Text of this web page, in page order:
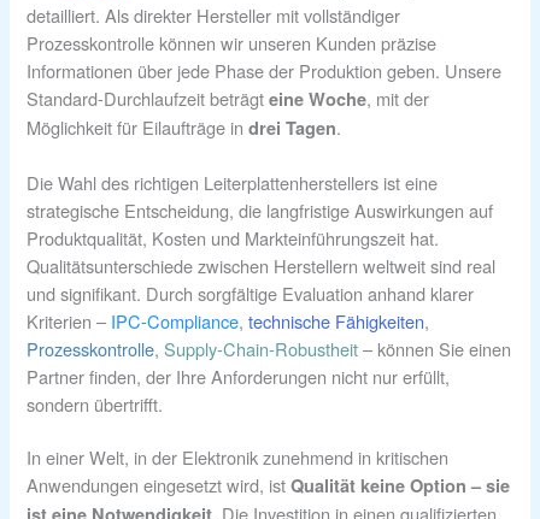
detailliert. Als direkter Hersteller mit vollständiger
Prozesskontrolle können wir unseren Kunden präzise
Informationen über jede Phase der Produktion geben. Unsere
Standard-Durchlaufzeit beträgteine Woche, mit der
Möglichkeit für Eilaufträge indrei Tagen.
Die Wahl des richtigen Leiterplattenherstellers ist eine
strategische Entscheidung, die langfristige Auswirkungen auf
Produktqualität, Kosten und Markteinführungszeit hat.
Qualitätsunterschiede zwischen Herstellern weltweit sind real
und signifikant. Durch sorgfältige Evaluation anhand klarer
Kriterien – IPC-Compliance,technische Fähigkeiten,
Prozesskontrolle,Supply-Chain-Robustheit– können Sie einen
Partner finden, der Ihre Anforderungen nicht nur erfüllt,
sondern übertrifft.
In einer Welt, in der Elektronik zunehmend in kritischen
Anwendungen eingesetzt wird, istQualität keine Option – sie